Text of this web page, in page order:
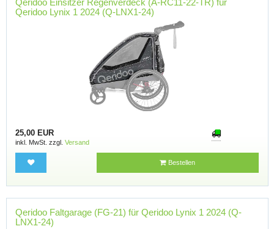
Qeridoo Lynix 1 2024 (Q-LNX1-24)
25,00 EUR
inkl. MwSt. zzgl. Versand
Bestellen
Qeridoo Faltgarage (FG-21) für Qeridoo Lynix 1 2024 (Q-
LNX1-24)